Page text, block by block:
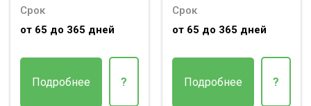
Срок
от 65 до 365 дней
Подробнее ?
Срок
от 65 до 365 дней
Подробнее ?